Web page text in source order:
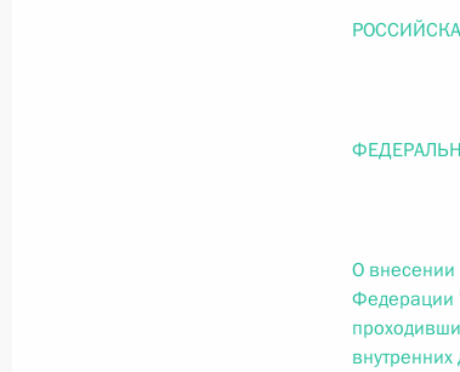
законодательные акты
О
Федерации